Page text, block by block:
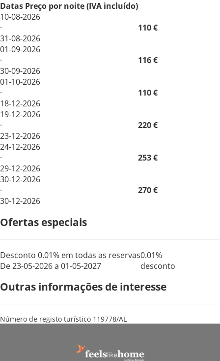
Datas Preço por noite (IVA incluído)
10-08-2026
·
31-08-2026
110 €
01-09-2026
·
30-09-2026
116 €
01-10-2026
·
18-12-2026
110 €
19-12-2026
·
23-12-2026
220 €
24-12-2026
·
29-12-2026
253 €
30-12-2026
·
30-12-2026
270 €
Ofertas especiais
Desconto 0.01% em todas as reservas
De 23-05-2026 a 01-05-2027
0.01%
desconto
Outras informações de interesse
Número de registo turístico 119778/AL